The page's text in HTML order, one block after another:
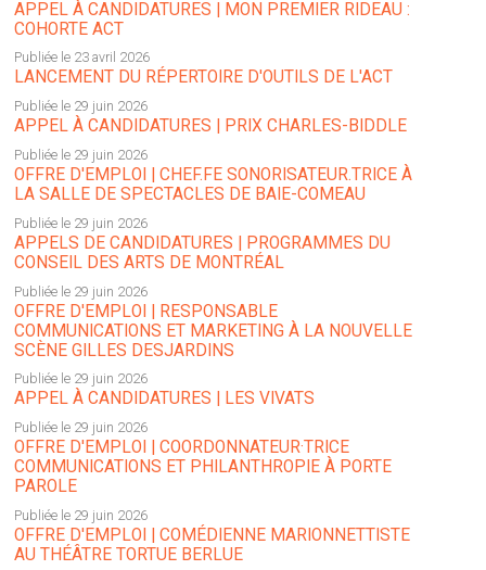
APPEL À CANDIDATURES | MON PREMIER RIDEAU :
COHORTE ACT
Publiée le 23 avril 2026
LANCEMENT DU RÉPERTOIRE D'OUTILS DE L'ACT
Publiée le 29 juin 2026
APPEL À CANDIDATURES | PRIX CHARLES-BIDDLE
Publiée le 29 juin 2026
OFFRE D'EMPLOI | CHEF.FE SONORISATEUR.TRICE À
LA SALLE DE SPECTACLES DE BAIE-COMEAU
Publiée le 29 juin 2026
APPELS DE CANDIDATURES | PROGRAMMES DU
CONSEIL DES ARTS DE MONTRÉAL
Publiée le 29 juin 2026
OFFRE D'EMPLOI | RESPONSABLE
COMMUNICATIONS ET MARKETING À LA NOUVELLE
SCÈNE GILLES DESJARDINS
Publiée le 29 juin 2026
APPEL À CANDIDATURES | LES VIVATS
Publiée le 29 juin 2026
OFFRE D'EMPLOI | COORDONNATEUR·TRICE
COMMUNICATIONS ET PHILANTHROPIE À PORTE
PAROLE
Publiée le 29 juin 2026
OFFRE D'EMPLOI | COMÉDIENNE MARIONNETTISTE
AU THÉÂTRE TORTUE BERLUE